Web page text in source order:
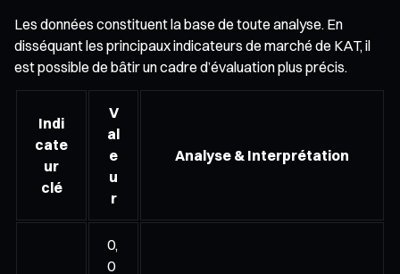
Les données constituent la base de toute analyse. En
disséquant les principaux indicateurs de marché de KAT, il
est possible de bâtir un cadre d’évaluation plus précis.
Indi
cate
ur
clé
V
al
e
u
r
Analyse & Interprétation
0,
0